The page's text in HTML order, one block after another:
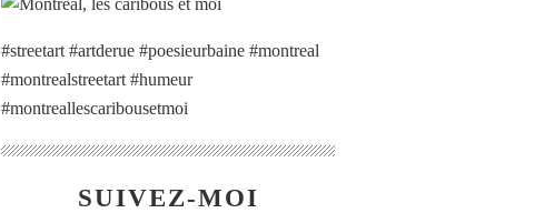
#streetart #artderue #poesieurbaine #montreal
#montrealstreetart #humeur
#montreallescaribousetmoi
SUIVEZ-MOI